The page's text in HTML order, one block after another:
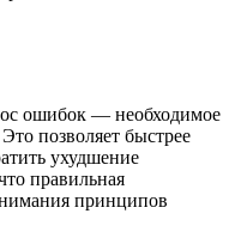
ошибок — необходимое
позволяет быстрее
ухудшение
правильная
принципов